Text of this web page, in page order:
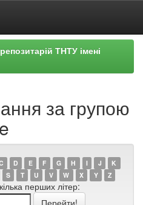
ТНТУ імені
за групою
D E F G H I J
K
S T U V W X Y Z
перших літер: